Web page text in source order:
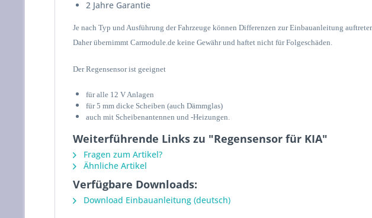
2 Jahre Garantie
Je nach Typ und Ausführung der Fahrzeuge können Differenzen zur Einbauanleitung
Daher übernimmt Carmodule.de keine Gewähr und haftet nicht für Folgeschäden.
Der Regensensor ist geeignet
für alle 12 V Anlagen
für 5 mm dicke Scheiben (auch Dämmglas)
auch mit Scheibenantennen und -Heizungen.
Weiterführende Links zu "Regensensor für KIA"
Fragen zum Artikel?
Ähnliche Artikel
Verfügbare Downloads:
Download Einbauanleitung (deutsch)